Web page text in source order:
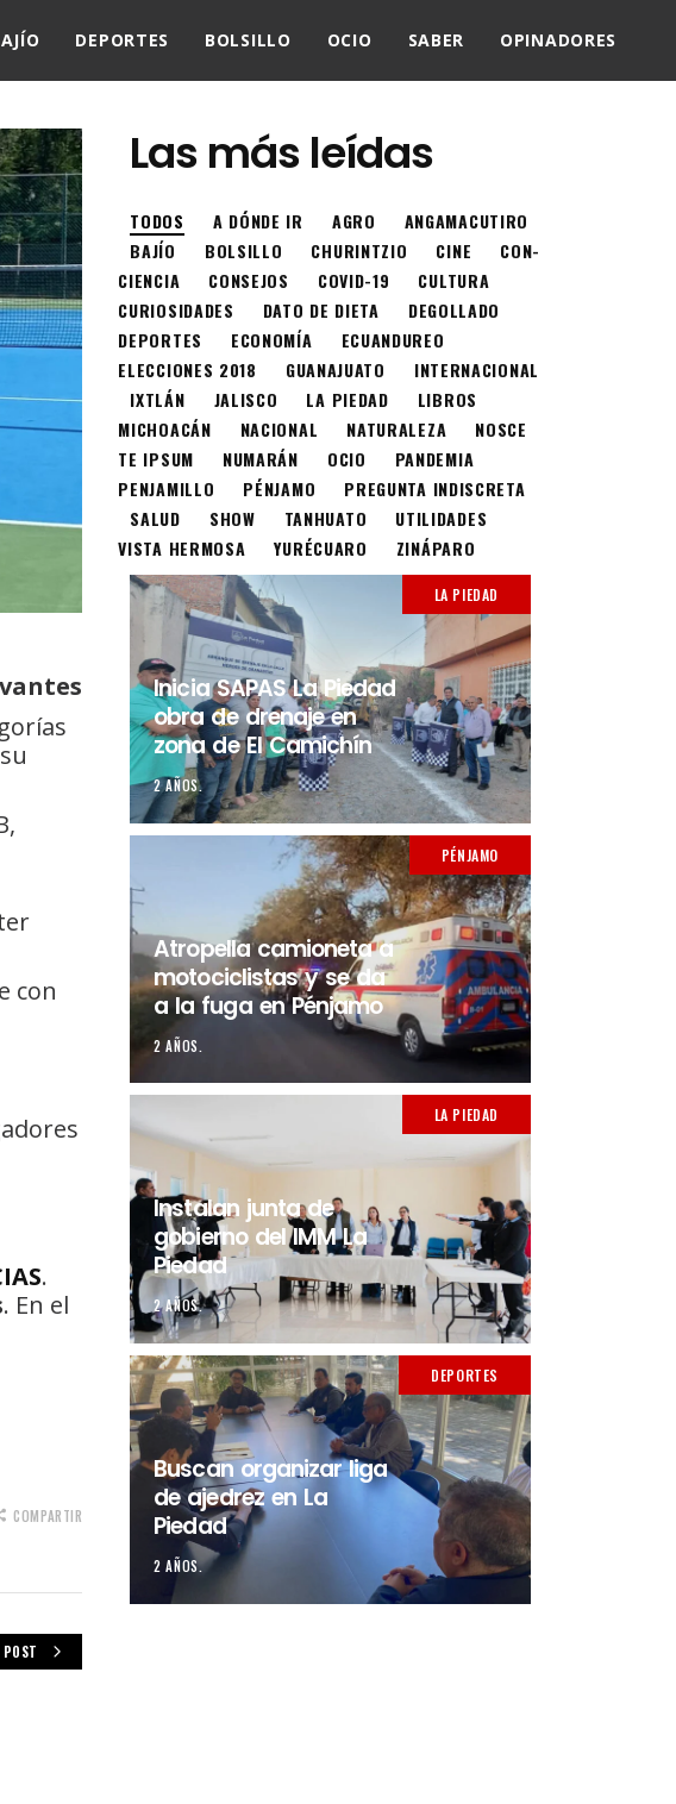
DEPORTES BOLSILLO OCIO SABER OPINADORES
con
.
. En el
COMPARTIR
Las más leídas
TODOS A DÓNDE IR AGRO
ANGAMACUTIRO
BAJÍO
BOLSILLO CHURINTZIO CINE
CON-
CIENCIA
CONSEJOS COVID-19
CULTURA
CURIOSIDADES
DATO DE DIETA
DEGOLLADO
DEPORTES
ECONOMÍA
ECUANDUREO
ELECCIONES 2018
GUANAJUATO
INTERNACIONAL
IXTLÁN
JALISCO LA PIEDAD
LIBROS
MICHOACÁN
NACIONAL NATURALEZA
NOSCE
TE IPSUM
NUMARÁN OCIO
PANDEMIA
PENJAMILLO
PÉNJAMO
PREGUNTA INDISCRETA
SALUD
SHOW TANHUATO
UTILIDADES
VISTA HERMOSA
YURÉCUARO ZINÁPARO
LA PIEDAD
Inicia SAPAS La Piedad
obra de drenaje en
zona de El Camichín
2 AÑOS.
PÉNJAMO
Atropella camioneta a
motociclistas y se da
a la fuga en Pénjamo
2 AÑOS.
LA PIEDAD
Instalan junta de
gobierno del IMM La
Piedad
2 AÑOS.
DEPORTES
Buscan organizar liga
de ajedrez en La
Piedad
2 AÑOS.